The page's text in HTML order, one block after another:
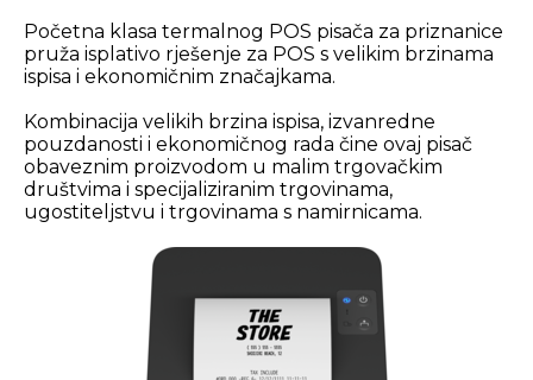
lako uklapa u svaki POS ili blagajnički prostor,
čak i kada je mjesta malo. Njegova
funkcionalna konstrukcija omogućuje ti da
suvišnog prostora, čime poboljšavaš estetski
izgled prodajnog mjesta.
POUZDANOST U INTENZIVNOM RADU
Ovaj model dizajniran je za dugotrajnu i
uvjetima svakodnevnog poslovanja.
Terminirani mehanizam i kvalitetna izrada
omogućuju stabilan rad kroz dulje razdoblje
bez čestih prekida ili zastoja, što je posebno
važno na mjestima s visokim prometom.
Početna klasa termalnog POS pisača za priznanice
pruža isplativo rješenje za POS s velikim brzinama
ispisa i ekonomičnim značajkama.
Kombinacija velikih brzina ispisa, izvanredne
pouzdanosti i ekonomičnog rada čine ovaj pisač
obaveznim proizvodom u malim trgovačkim
društvima i specijaliziranim trgovinama,
ugostiteljstvu i trgovinama s namirnicama.